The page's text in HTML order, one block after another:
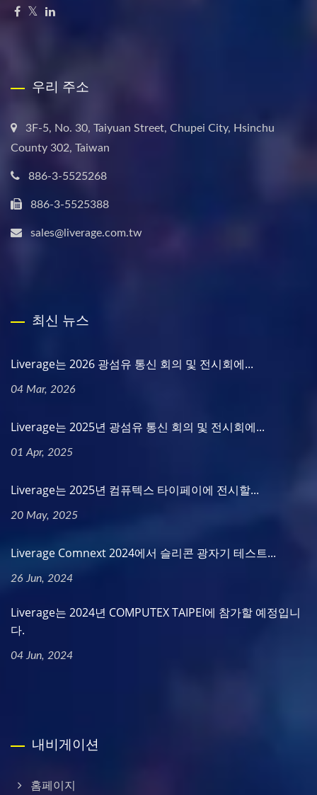
우리 주소
3F-5, No. 30, Taiyuan Street, Chupei City, Hsinchu
County 302, Taiwan
886-3-5525268
886-3-5525388
sales@liverage.com.tw
최신 뉴스
Liverage는 2026 광섬유 통신 회의 및 전시회에...
04 Mar, 2026
Liverage는 2025년 광섬유 통신 회의 및 전시회에...
01 Apr, 2025
Liverage는 2025년 컴퓨텍스 타이페이에 전시할...
20 May, 2025
Liverage Comnext 2024에서 슬리콘 광자기 테스트...
26 Jun, 2024
Liverage는 2024년 COMPUTEX TAIPEI에 참가할 예정입니
다.
04 Jun, 2024
내비게이션
홈페이지